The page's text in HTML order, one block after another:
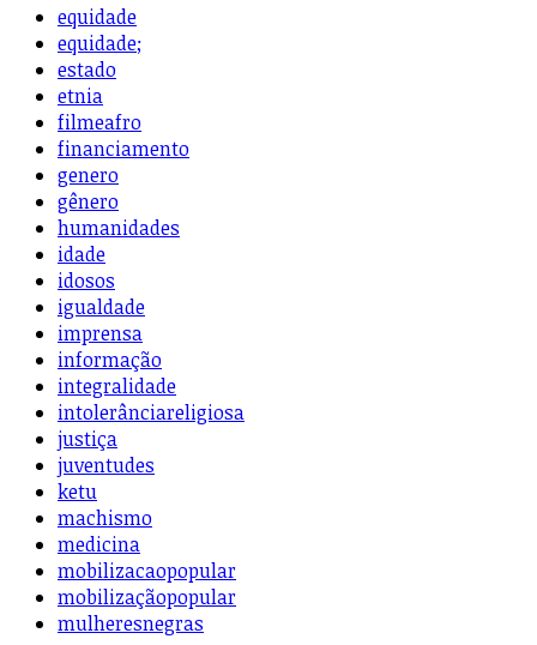
equidade
equidade;
estado
etnia
filmeafro
financiamento
genero
gênero
humanidades
idade
idosos
igualdade
imprensa
informação
integralidade
intolerânciareligiosa
justiça
juventudes
ketu
machismo
medicina
mobilizacaopopular
mobilizaçãopopular
mulheresnegras